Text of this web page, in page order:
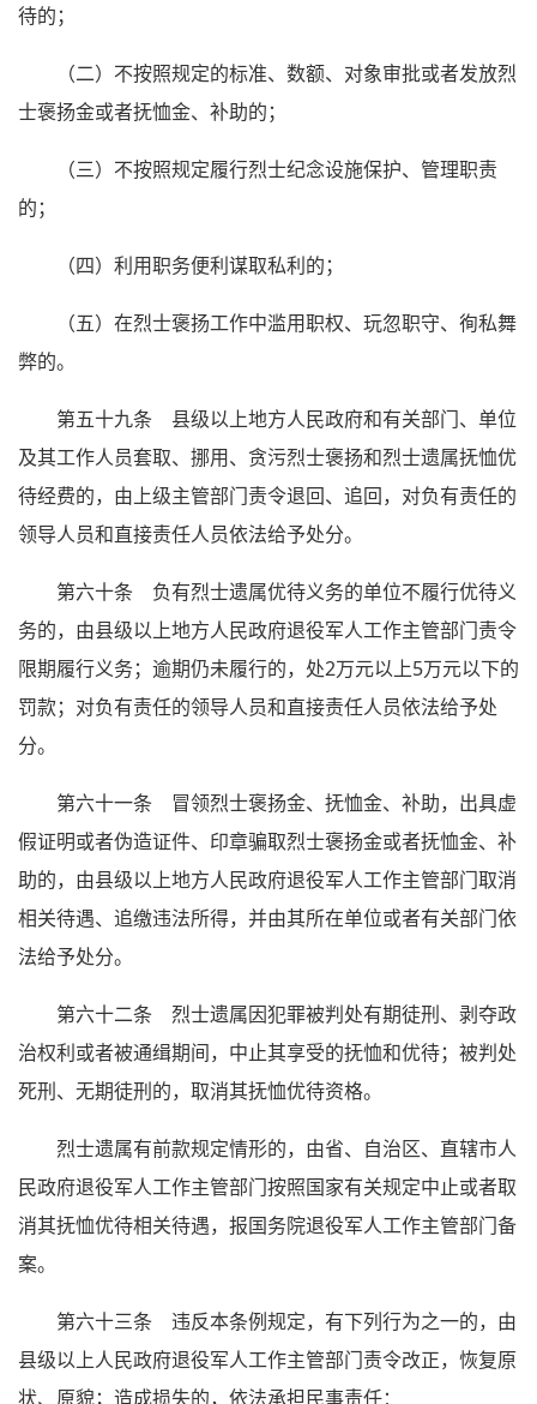
待的；
（二）不按照规定的标准、数额、对象审批或者发放烈
士褒扬金或者抚恤金、补助的；
（三）不按照规定履行烈士纪念设施保护、管理职责
的；
（四）利用职务便利谋取私利的；
（五）在烈士褒扬工作中滥用职权、玩忽职守、徇私舞
弊的。
第五十九条 县级以上地方人民政府和有关部门、单位
及其工作人员套取、挪用、贪污烈士褒扬和烈士遗属抚恤优
待经费的，由上级主管部门责令退回、追回，对负有责任的
领导人员和直接责任人员依法给予处分。
第六十条 负有烈士遗属优待义务的单位不履行优待义
务的，由县级以上地方人民政府退役军人工作主管部门责令
限期履行义务；逾期仍未履行的，处2万元以上5万元以下的
罚款；对负有责任的领导人员和直接责任人员依法给予处
分。
第六十一条 冒领烈士褒扬金、抚恤金、补助，出具虚
假证明或者伪造证件、印章骗取烈士褒扬金或者抚恤金、补
助的，由县级以上地方人民政府退役军人工作主管部门取消
相关待遇、追缴违法所得，并由其所在单位或者有关部门依
法给予处分。
第六十二条 烈士遗属因犯罪被判处有期徒刑、剥夺政
治权利或者被通缉期间，中止其享受的抚恤和优待；被判处
死刑、无期徒刑的，取消其抚恤优待资格。
烈士遗属有前款规定情形的，由省、自治区、直辖市人
民政府退役军人工作主管部门按照国家有关规定中止或者取
消其抚恤优待相关待遇，报国务院退役军人工作主管部门备
案。
第六十三条 违反本条例规定，有下列行为之一的，由
县级以上人民政府退役军人工作主管部门责令改正，恢复原
状、原貌；造成损失的，依法承担民事责任：